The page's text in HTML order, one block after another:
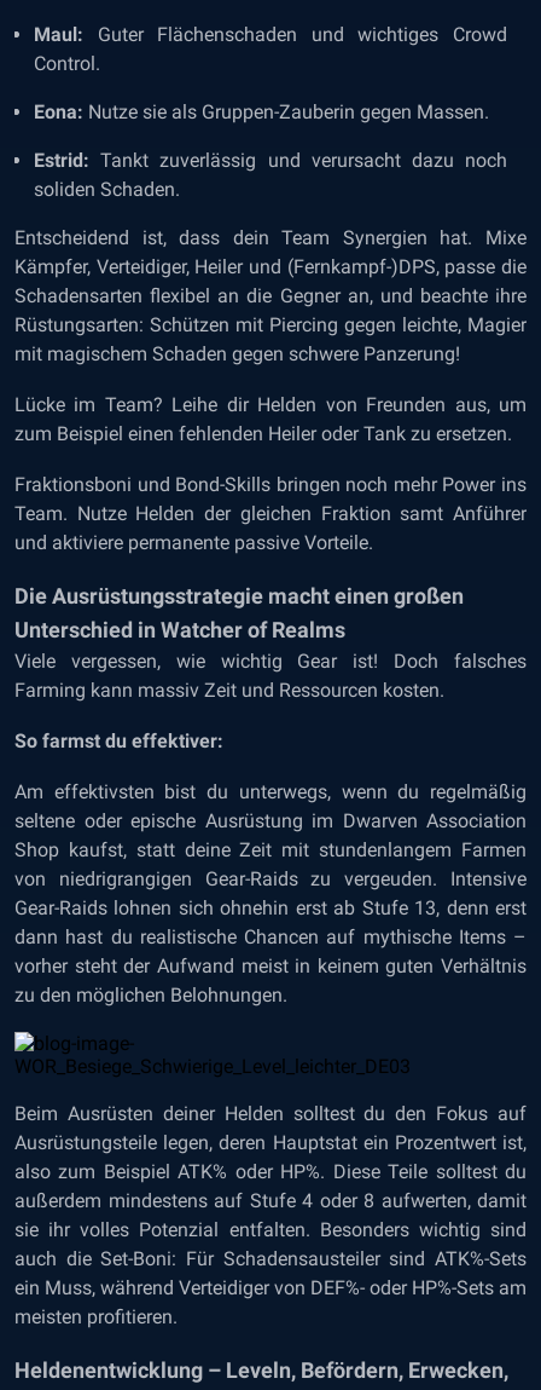
Maul: Guter Flächenschaden und wichtiges Crowd
Control.
Eona: Nutze sie als Gruppen-Zauberin gegen Massen.
Estrid:Tankt zuverlässig und verursacht dazu noch
soliden Schaden.
Entscheidend ist, dass dein Team Synergien hat. Mixe
Kämpfer, Verteidiger, Heiler und (Fernkampf-)DPS, passe die
Schadensarten flexibel an die Gegner an, und beachte ihre
Rüstungsarten: Schützen mit Piercing gegen leichte, Magier
mit magischem Schaden gegen schwere Panzerung!
Lücke im Team? Leihe dir Helden von Freunden aus, um
zum Beispiel einen fehlenden Heiler oder Tank zu ersetzen.
Fraktionsboni und Bond-Skills bringen noch mehr Power ins
Team. Nutze Helden der gleichen Fraktion samt Anführer
und aktiviere permanente passive Vorteile.
Die Ausrüstungsstrategie macht einen großen
Unterschied in Watcher of Realms
Viele vergessen, wie wichtig Gear ist! Doch falsches
Farming kann massiv Zeit und Ressourcen kosten.
So farmst du effektiver:
Am effektivsten bist du unterwegs, wenn du regelmäßig
seltene oder epische Ausrüstung im Dwarven Association
Shop kaufst, statt deine Zeit mit stundenlangem Farmen
von niedrigrangigen Gear-Raids zu vergeuden. Intensive
Gear-Raids lohnen sich ohnehin erst ab Stufe 13, denn erst
dann hast du realistische Chancen auf mythische Items –
vorher steht der Aufwand meist in keinem guten Verhältnis
zu den möglichen Belohnungen.
Beim Ausrüsten deiner Helden solltest du den Fokus auf
Ausrüstungsteile legen, deren Hauptstat ein Prozentwert ist,
also zum Beispiel ATK% oder HP%. Diese Teile solltest du
außerdem mindestens auf Stufe 4 oder 8 aufwerten, damit
sie ihr volles Potenzial entfalten. Besonders wichtig sind
auch die Set-Boni: Für Schadensausteiler sind ATK%-Sets
ein Muss, während Verteidiger von DEF%- oder HP%-Sets am
meisten profitieren.
Heldenentwicklung – Leveln, Befördern, Erwecken,